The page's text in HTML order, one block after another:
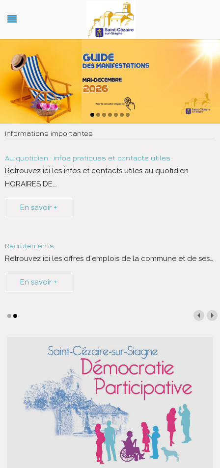
Informations importantes
Au quotidien : infos pratiques et contacts utiles
Retrouvez ici les infos et contacts utiles au quotidien
HORAIRES DE…
En savoir +
Recrutements
Retrouvez ici les offres d'emplois de la commune et de ses…
En savoir +